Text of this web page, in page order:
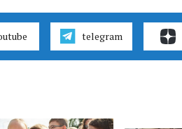
telegram